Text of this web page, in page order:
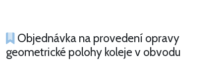
Objednávka na provedení opravy
geometrické polohy koleje v obvodu